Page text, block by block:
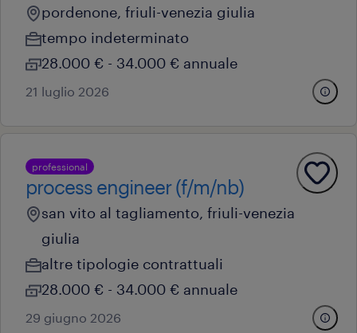
pordenone, friuli-venezia giulia
tempo indeterminato
28.000 € - 34.000 € annuale
21 luglio 2026
professional
process engineer (f/m/nb)
san vito al tagliamento, friuli-venezia
giulia
altre tipologie contrattuali
28.000 € - 34.000 € annuale
29 giugno 2026